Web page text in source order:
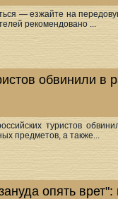
— езжайте на
рекомендовано ...
обвинили в
туристов
предметов, а также...
опять